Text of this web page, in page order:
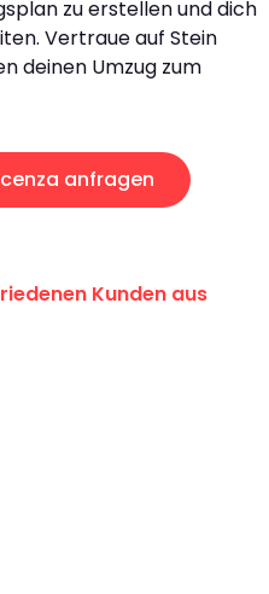
zu erstellen und dich
Vertraue auf Stein
deinen Umzug zum
anfragen
Kunden aus